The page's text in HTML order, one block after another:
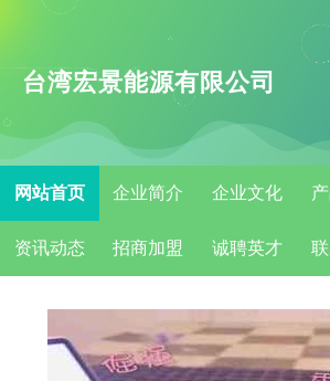
台湾宏景能源有限公司
网站首页 企业简介 企业文化
资讯动态 招商加盟 诚聘英才